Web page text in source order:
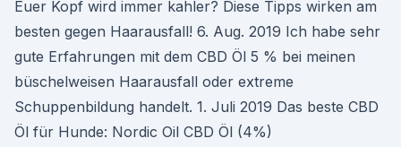
Euer Kopf wird immer kahler? Diese Tipps wirken am
besten gegen Haarausfall! 6. Aug. 2019 Ich habe sehr
gute Erfahrungen mit dem CBD Öl 5 % bei meinen
büschelweisen Haarausfall oder extreme
Schuppenbildung handelt. 1. Juli 2019 Das beste CBD
Öl für Hunde: Nordic Oil CBD Öl (4%)